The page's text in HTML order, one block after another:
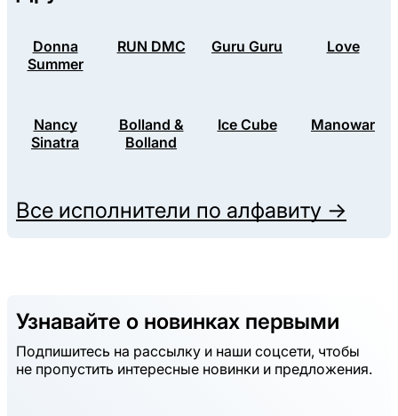
Donna
Summer
RUN DMC Guru Guru Love
Nancy
Sinatra
Bolland &
Bolland
Ice Cube Manowar
Все исполнители по алфавиту →
Узнавайте о новинках первыми
Подпишитесь на рассылку и наши соцсети, чтобы
не пропустить интересные новинки и предложения.